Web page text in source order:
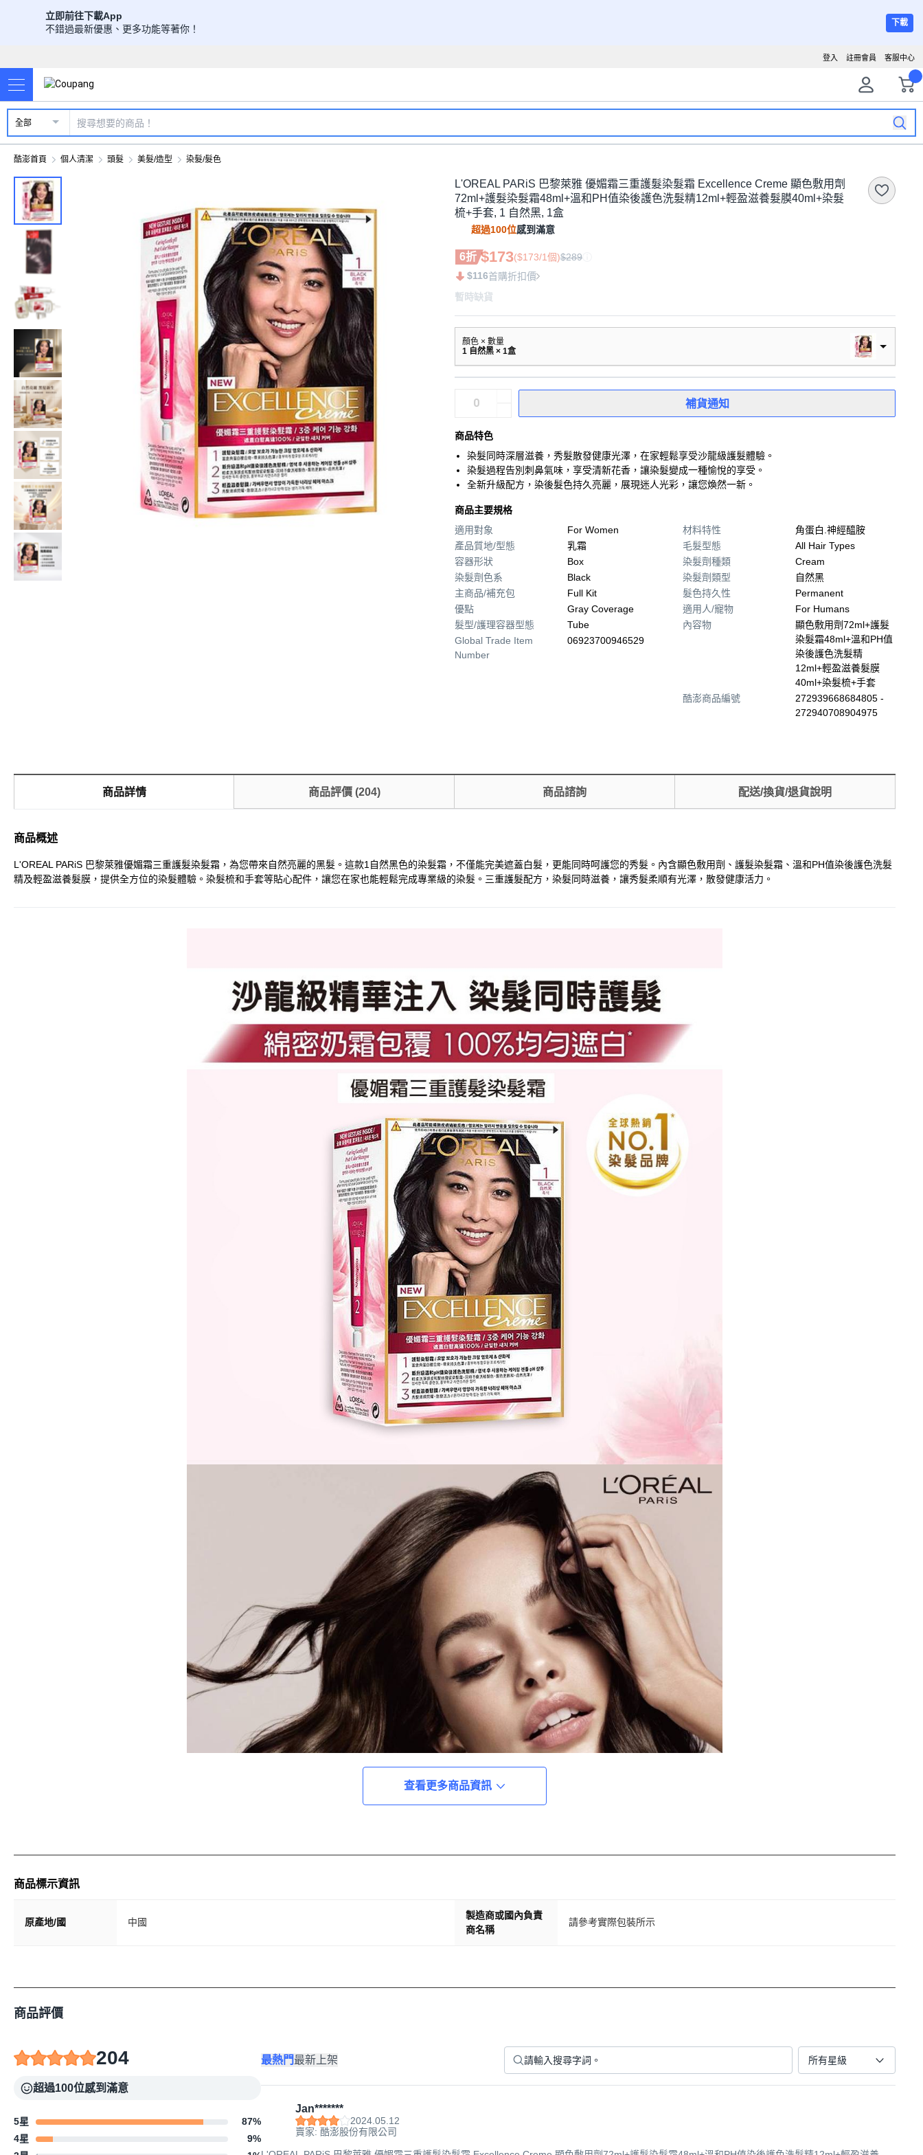
立即前往下載App
不錯過最新優惠、更多功能等著你！
下載
客服中心
註冊會員
登入
全部
酷澎首頁 個人清潔 頭髮 美髮/造型 染髮/髮色
L'OREAL PARiS 巴黎萊雅 優媚霜三重護髮染髮霜 Excellence Creme 顯色敷用劑
72ml+護髮染髮霜48ml+溫和PH值染後護色洗髮精12ml+輕盈滋養髮膜40ml+染髮
梳+手套, 1 自然黑, 1盒
超過100位感到滿意
6折 $173($173/1個)$289
$116首購折扣價
暫時缺貨
顏色 × 數量
1 自然黑 × 1盒
補貨通知
商品特色
染髮同時深層滋養，秀髮散發健康光澤，在家輕鬆享受沙龍級護髮體驗。
染髮過程告別刺鼻氣味，享受清新花香，讓染髮變成一種愉悅的享受。
全新升級配方，染後髮色持久亮麗，展現迷人光彩，讓您煥然一新。
商品主要規格
適用對象
For Women
產品質地/型態
乳霜
容器形狀
Box
染髮劑色系
Black
主商品/補充包
Full Kit
優點
Gray Coverage
髮型/護理容器型態
Tube
Global Trade Item
Number
06923700946529
材料特性
角蛋白.神經醯胺
毛髮型態
All Hair Types
染髮劑種類
Cream
染髮劑類型
自然黑
髮色持久性
Permanent
適用人/寵物
For Humans
內容物
顯色敷用劑72ml+護髮
染髮霜48ml+溫和PH值
染後護色洗髮精
12ml+輕盈滋養髮膜
40ml+染髮梳+手套
酷澎商品編號
272939668684805 -
272940708904975
商品詳情 商品評價(204) 商品諮詢 配送/換貨/退貨說明
商品概述
L'OREAL PARiS 巴黎萊雅優媚霜三重護髮染髮霜，為您帶來自然亮麗的黑髮。這款1自然黑色的染髮霜，不僅能完美遮蓋白髮，更能同時呵護您的秀髮。內含顯色敷用劑、護髮染髮霜、溫和PH值染後護色洗髮
精及輕盈滋養髮膜，提供全方位的染髮體驗。染髮梳和手套等貼心配件，讓您在家也能輕鬆完成專業級的染髮。三重護髮配方，染髮同時滋養，讓秀髮柔順有光澤，散發健康活力。
查看更多商品資訊
商品標示資訊
原產地/國 中國
製造商或國內負責
商名稱
請參考實際包裝所示
商品評價
204
超過100位感到滿意
5星 87%
4星
9%
最熱門最新上架 所有星級
Jan*******
2024.05.12
賣家: 酷澎股份有限公司